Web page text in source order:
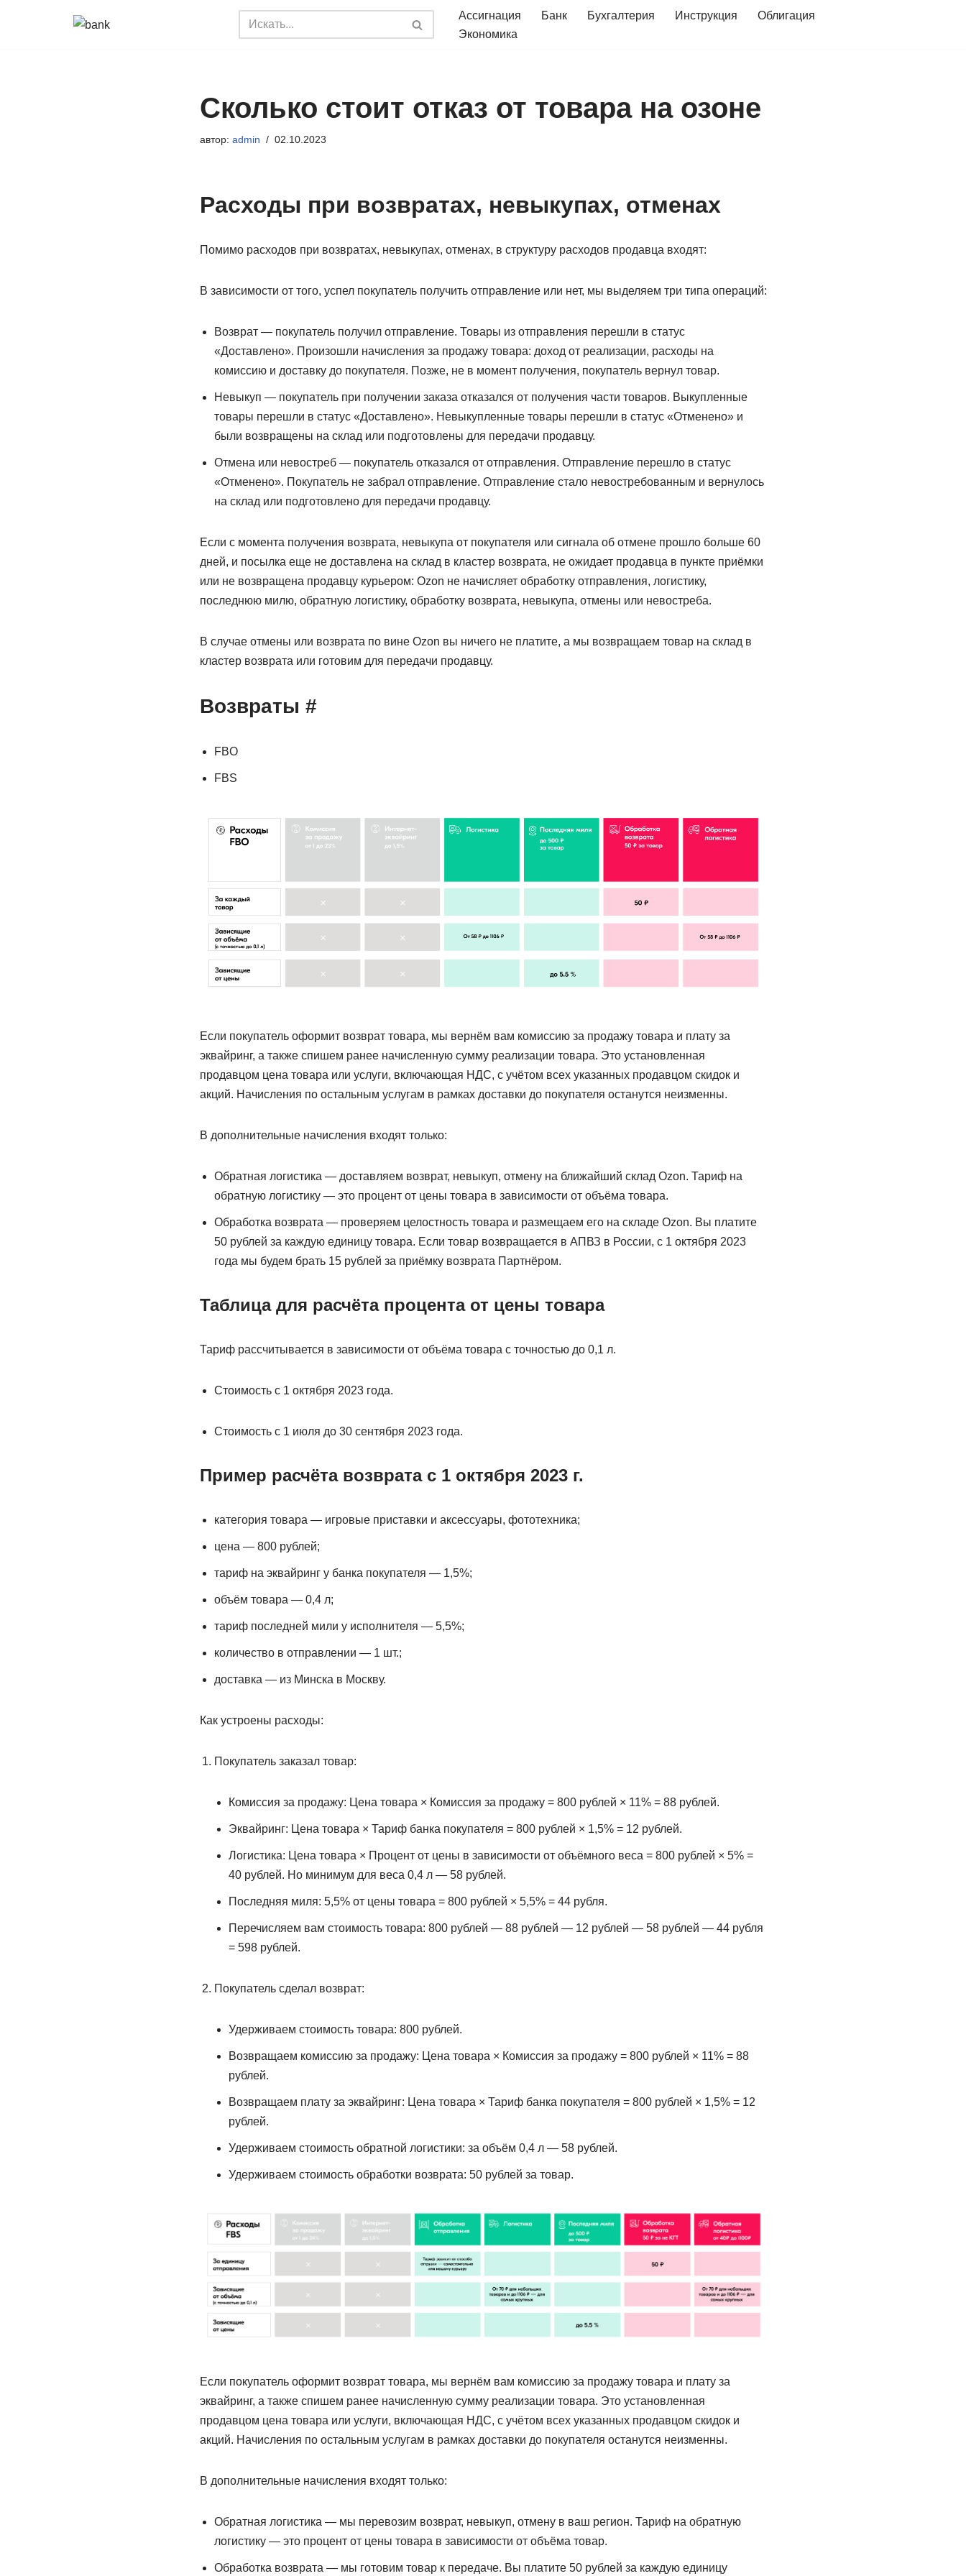
Ассигнация Банк Бухгалтерия Инструкция
Облигация
Экономика
Сколько стоит отказ от товара на озоне
автор: admin 02.10.2023
Расходы при возвратах, невыкупах, отменах
Помимо расходов при возвратах, невыкупах, отменах, в структуру расходов продавца входят:
В зависимости от того, успел покупатель получить отправление или нет, мы выделяем три типа операций:
Возврат — покупатель получил отправление. Товары из отправления перешли в статус
«Доставлено». Произошли начисления за продажу товара: доход от реализации, расходы на
комиссию и доставку до покупателя. Позже, не в момент получения, покупатель вернул товар.
Невыкуп — покупатель при получении заказа отказался от получения части товаров. Выкупленные
товары перешли в статус «Доставлено». Невыкупленные товары перешли в статус «Отменено» и
были возвращены на склад или подготовлены для передачи продавцу.
Отмена или невостреб — покупатель отказался от отправления. Отправление перешло в статус
«Отменено». Покупатель не забрал отправление. Отправление стало невостребованным и вернулось
на склад или подготовлено для передачи продавцу.
Если с момента получения возврата, невыкупа от покупателя или сигнала об отмене прошло больше 60
дней, и посылка еще не доставлена на склад в кластер возврата, не ожидает продавца в пункте приёмки
или не возвращена продавцу курьером: Ozon не начисляет обработку отправления, логистику,
последнюю милю, обратную логистику, обработку возврата, невыкупа, отмены или невостреба.
В случае отмены или возврата по вине Ozon вы ничего не платите, а мы возвращаем товар на склад в
кластер возврата или готовим для передачи продавцу.
Возвраты #
FBO
FBS
Если покупатель оформит возврат товара, мы вернём вам комиссию за продажу товара и плату за
эквайринг, а также спишем ранее начисленную сумму реализации товара. Это установленная
продавцом цена товара или услуги, включающая НДС, с учётом всех указанных продавцом скидок и
акций. Начисления по остальным услугам в рамках доставки до покупателя останутся неизменны.
В дополнительные начисления входят только:
Обратная логистика — доставляем возврат, невыкуп, отмену на ближайший склад Ozon. Тариф на
обратную логистику — это процент от цены товара в зависимости от объёма товара.
Обработка возврата — проверяем целостность товара и размещаем его на складе Ozon. Вы платите
50 рублей за каждую единицу товара. Если товар возвращается в АПВЗ в России, с 1 октября 2023
года мы будем брать 15 рублей за приёмку возврата Партнёром.
Таблица для расчёта процента от цены товара
Тариф рассчитывается в зависимости от объёма товара с точностью до 0,1 л.
Стоимость с 1 октября 2023 года.
Стоимость с 1 июля до 30 сентября 2023 года.
Пример расчёта возврата с 1 октября 2023 г.
категория товара — игровые приставки и аксессуары, фототехника;
цена — 800 рублей;
тариф на эквайринг у банка покупателя — 1,5%;
объём товара — 0,4 л;
тариф последней мили у исполнителя — 5,5%;
количество в отправлении — 1 шт.;
доставка — из Минска в Москву.
Как устроены расходы:
Покупатель заказал товар:
Комиссия за продажу: Цена товара × Комиссия за продажу = 800 рублей × 11% = 88 рублей.
Эквайринг: Цена товара × Тариф банка покупателя = 800 рублей × 1,5% = 12 рублей.
Логистика: Цена товара × Процент от цены в зависимости от объёмного веса = 800 рублей × 5% =
40 рублей. Но минимум для веса 0,4 л — 58 рублей.
Последняя миля: 5,5% от цены товара = 800 рублей × 5,5% = 44 рубля.
Перечисляем вам стоимость товара: 800 рублей — 88 рублей — 12 рублей — 58 рублей — 44 рубля
= 598 рублей.
Покупатель сделал возврат:
Удерживаем стоимость товара: 800 рублей.
Возвращаем комиссию за продажу: Цена товара × Комиссия за продажу = 800 рублей × 11% = 88
рублей.
Возвращаем плату за эквайринг: Цена товара × Тариф банка покупателя = 800 рублей × 1,5% = 12
рублей.
Удерживаем стоимость обратной логистики: за объём 0,4 л — 58 рублей.
Удерживаем стоимость обработки возврата: 50 рублей за товар.
Если покупатель оформит возврат товара, мы вернём вам комиссию за продажу товара и плату за
эквайринг, а также спишем ранее начисленную сумму реализации товара. Это установленная
продавцом цена товара или услуги, включающая НДС, с учётом всех указанных продавцом скидок и
акций. Начисления по остальным услугам в рамках доставки до покупателя останутся неизменны.
В дополнительные начисления входят только:
Обратная логистика — мы перевозим возврат, невыкуп, отмену в ваш регион. Тариф на обратную
логистику — это процент от цены товара в зависимости от объёма товар.
Обработка возврата — мы готовим товар к передаче. Вы платите 50 рублей за каждую единицу